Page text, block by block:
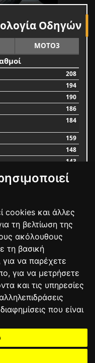
cookies και άλλες
τη βελτίωση της
ακόλουθους
τη βασική
για να παρέχετε
, για να μετρήσετε
και τις υπηρεσίες
που είναι
Οδηγών
MOTO3
208
194
190
186
184
159
148
143
ΠΡΟΣΤΑΣΙΑΣ
ΑΓΟΡΑ